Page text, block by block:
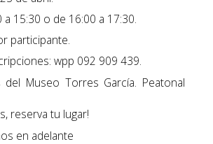
a 15:30 o de 16:00 a 17:30.
participante.
wpp 092 909 439.
del Museo Torres García. Peatonal
reserva tu lugar!
en adelante